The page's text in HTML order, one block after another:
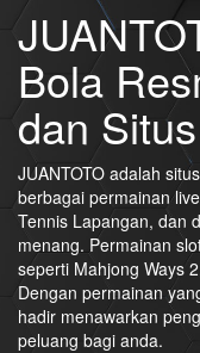
Bola
dan
JUANTOTO adalah
berbagai permainan
Tennis Lapangan, dan
menang. Permainan
seperti Mahjong Ways
Dengan permainan
hadir menawarkan
peluang bagi anda.